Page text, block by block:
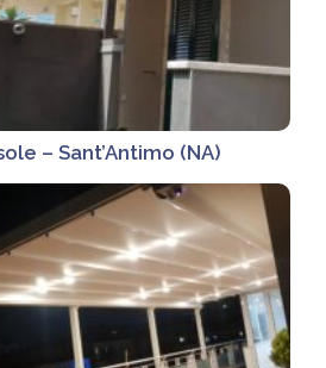
– Sant’Antimo (NA)